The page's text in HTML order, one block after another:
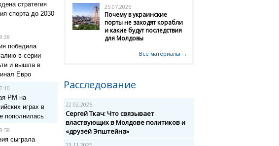
стратегия
спорта до 2030
победила
в серии
и вышла в
Евро
РМ на
играх в
пополнилась
сыграла
25.07.2026
Почему в украинские
порты не заходят корабли
и какие будут последствия
для Молдовы
Все материалы →
Расследование
22.02.2026
Сергей Ткач: Что связывает
властвующих в Молдове политиков и
«друзей Эпштейна»